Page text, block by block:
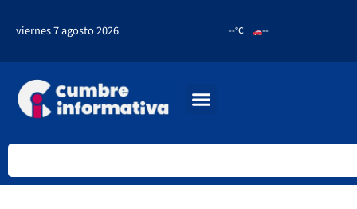
viernes 7 agosto 2026 --°C --